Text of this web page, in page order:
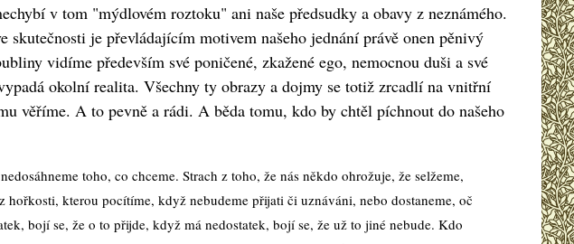
v tom "mýdlovém roztoku" ani naše předsudky a obavy z neznámého.
je převládajícím motivem našeho jednání právě onen pěnivý
vidíme především své poničené, zkažené ego, nemocnou duši a své
okolní realita. Všechny ty obrazy a dojmy se totiž zrcadlí na vnitřní
věříme. A to pevně a rádi. A běda tomu, kdo by chtěl píchnout do našeho
toho, co chceme. Strach z toho, že nás někdo ohrožuje, že selžeme,
kterou pocítíme, když nebudeme přijati či uznáváni, nebo dostaneme, oč
bojí se, že o to přijde, když má nedostatek, bojí se, že už to jiné nebude. Kdo